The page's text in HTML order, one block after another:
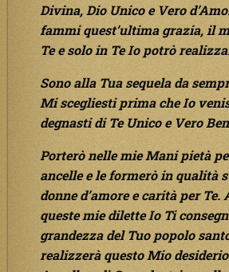
Divina, Dio Unico e Vero
fammi quest’ultima grazia, il
Te e solo in Te Io potrò
Sono alla Tua sequela da
Mi scegliesti prima che Io
degnasti di Te Unico e Vero
Porterò nelle mie Mani pietà
ancelle e le formerò in qualità
donne d’amore e carità per Te.
queste mie dilette Io Ti
grandezza del Tuo popolo
realizzerà questo Mio